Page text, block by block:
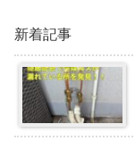
新着記事